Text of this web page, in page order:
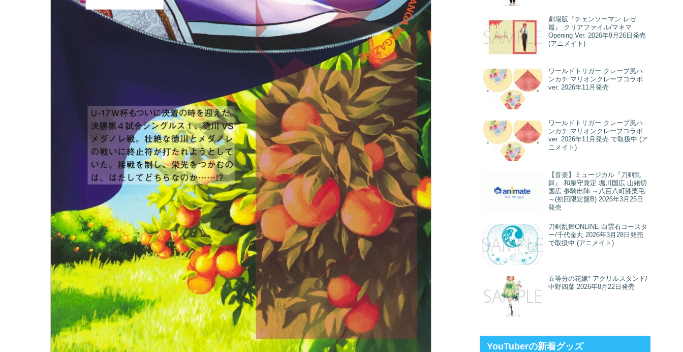
劇場版『チェンソーマン レゼ
篇』 クリアファイル/マキマ
Opening Ver. 2026年9月26日発売
(アニメイト)
ワールドトリガー クレープ風ハ
ンカチ マリオンクレープコラボ
ver. 2026年11月発売
ワールドトリガー クレープ風ハ
ンカチ マリオンクレープコラボ
ver. 2026年11月発売 で取扱中 (ア
ニメイト)
【音楽】ミュージカル『刀剣乱
舞』 和泉守兼定 堀川国広 山姥切
国広 参騎出陣 ～八百八町膝栗毛
～(初回限定盤B) 2026年3月25日
発売
刀剣乱舞ONLINE 白雲石コースタ
ー/千代金丸 2026年3月28日発売
で取扱中 (アニメイト)
五等分の花嫁* アクリルスタンド/
中野四葉 2026年8月22日発売
YouTuberの新着グッズ